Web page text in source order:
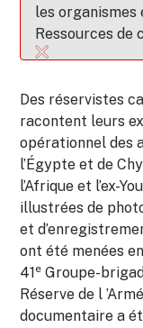
les organismes
Ressources de
Des réservistes
racontent leurs
opérationnel des
l’Égypte et de
l’Afrique et l’ex-
illustrées de
et
ont été menées
41e Groupe-
Réserve de l
documentaire a